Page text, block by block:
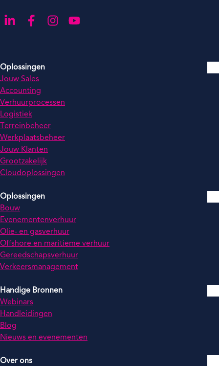
Ga naar onze LinkedIn-pagina
Ga naar onze Facebook-pagina
Ga naar onze Instagram-pagina
Ga naar onze YouTube-pagina
Oplossingen
Jouw Sales
Accounting
Verhuurprocessen
Logistiek
Terreinbeheer
Werkplaatsbeheer
Jouw Klanten
Grootzakelijk
Cloudoplossingen
Oplossingen
Bouw
Evenementenverhuur
Olie- en gasverhuur
Offshore en maritieme verhuur
Gereedschapsverhuur
Verkeersmanagement
Handige Bronnen
Webinars
Handleidingen
Blog
Nieuws en evenementen
Over ons